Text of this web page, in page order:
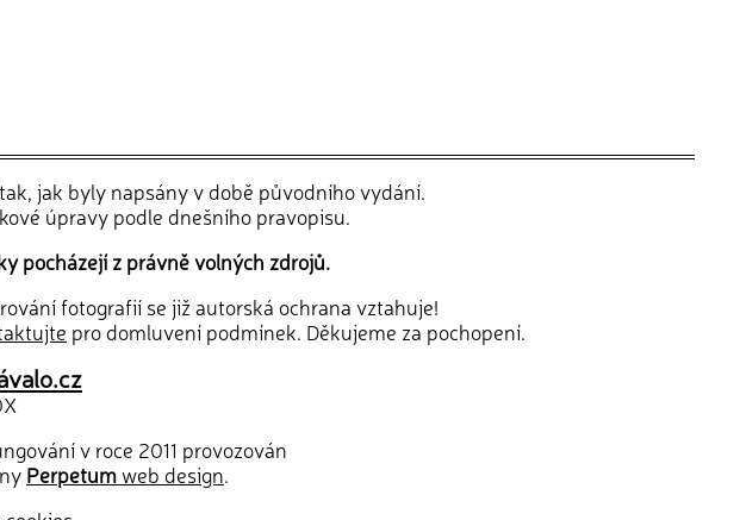
jak byly napsány v době původního vydání.
úpravy podle dnešního pravopisu.
pocházejí z právně volných zdrojů.
fotografií se již autorská ochrana vztahuje!
pro domluvení podmínek. Děkujeme za pochopení.
v roce 2011 provozován
Perpetumweb design.